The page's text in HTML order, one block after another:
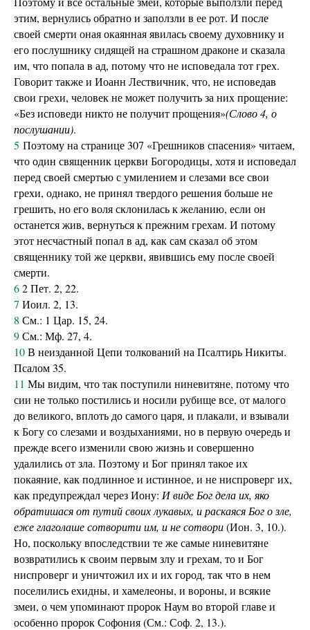
этим, вернулись обратно и заползли в ее рот. И после
своей смерти оная окаянная явилась своему духовнику и
его послушнику сидящей на страшном драконе и сказала
им, что попала в ад, потому что не исповедала тот грех.
Говорит также и Иоанн Лествичник, что, не исповедав
свои грехи, человек не может получить за них прощение:
«Без исповеди никто не получит прощения»(Слово 4, о
послушании).
5 Поэтому на странице 307 «Грешников спасения» читаем,
что один священник церкви Богородицы, хотя и исповедал
перед своей смертью с умилением и слезами все свои
грехи, однако, не принял твердого решения больше не
грешить, но его воля склонилась к желанию, если он
останется жив, вернуться к прежним грехам. И потому
этот несчастный попал в ад, как сам сказал об этом
священнику той же церкви, явившись ему после своей
смерти.
62 Пет. 2, 22.
7 Иоил. 2, 13.
8 См.: 1 Цар. 15, 24.
9См.: Мф. 27, 4.
10В неизданной Цепи толкований на Псалтирь Никиты.
Псалом 35.
11 Мы видим, что так поступили ниневитяне, потому что
сии не только постились и носили рубище все, от малого
до великого, вплоть до самого царя, и плакали, и взывали
к Богу со слезами и воздыханиями, но в первую очередь и
прежде всего изменили свою жизнь и совершенно
удалились от зла. Поэтому и Бог принял такое их
покаяние, как подлинное и истинное, и не ниспроверг их,
как предупреждал через Иону: И виде Бог дела их, яко
обратишася от путий своих лукавых, и раскаяся Бог о зле,
еже глаголаше сотворити им, и не сотвори(Ион. 3, 10.).
Но, поскольку впоследствии те же самые ниневитяне
возвратились к своим первым злу и грехам, то и Бог
ниспроверг и уничтожил их и их город, так что в нем
поселились ехидны, и хамелеоны, и вороны, и всякие
змеи, о чем упоминают пророк Наум во второй главе и
особенно пророк Софония (См.: Соф. 2, 13.).